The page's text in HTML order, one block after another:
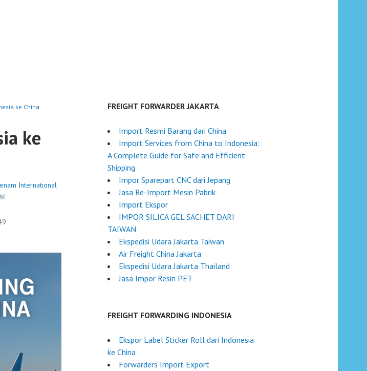
ke China
ke
International
FREIGHT FORWARDER JAKARTA
Import Resmi Barang dari China
Import Services from China to Indonesia:
A Complete Guide for Safe and Efficient
Shipping
Impor Sparepart CNC dari Jepang
Jasa Re-Import Mesin Pabrik
Import Ekspor
IMPOR SILICA GEL SACHET DARI
TAIWAN
Ekspedisi Udara Jakarta Taiwan
Air Freight China Jakarta
Ekspedisi Udara Jakarta Thailand
Jasa Impor Resin PET
FREIGHT FORWARDING INDONESIA
Ekspor Label Sticker Roll dari Indonesia
ke China
Forwarders Import Export